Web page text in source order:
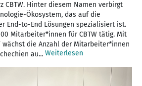
CBTW. Hinter diesem Namen verbirgt
Ökosystem, das auf die
End-to-End Lösungen spezialisiert ist.
Mitarbeiter*innen für CBTW tätig. Mit
wächst die Anzahl der Mitarbeiter*innen
au... Weiterlesen